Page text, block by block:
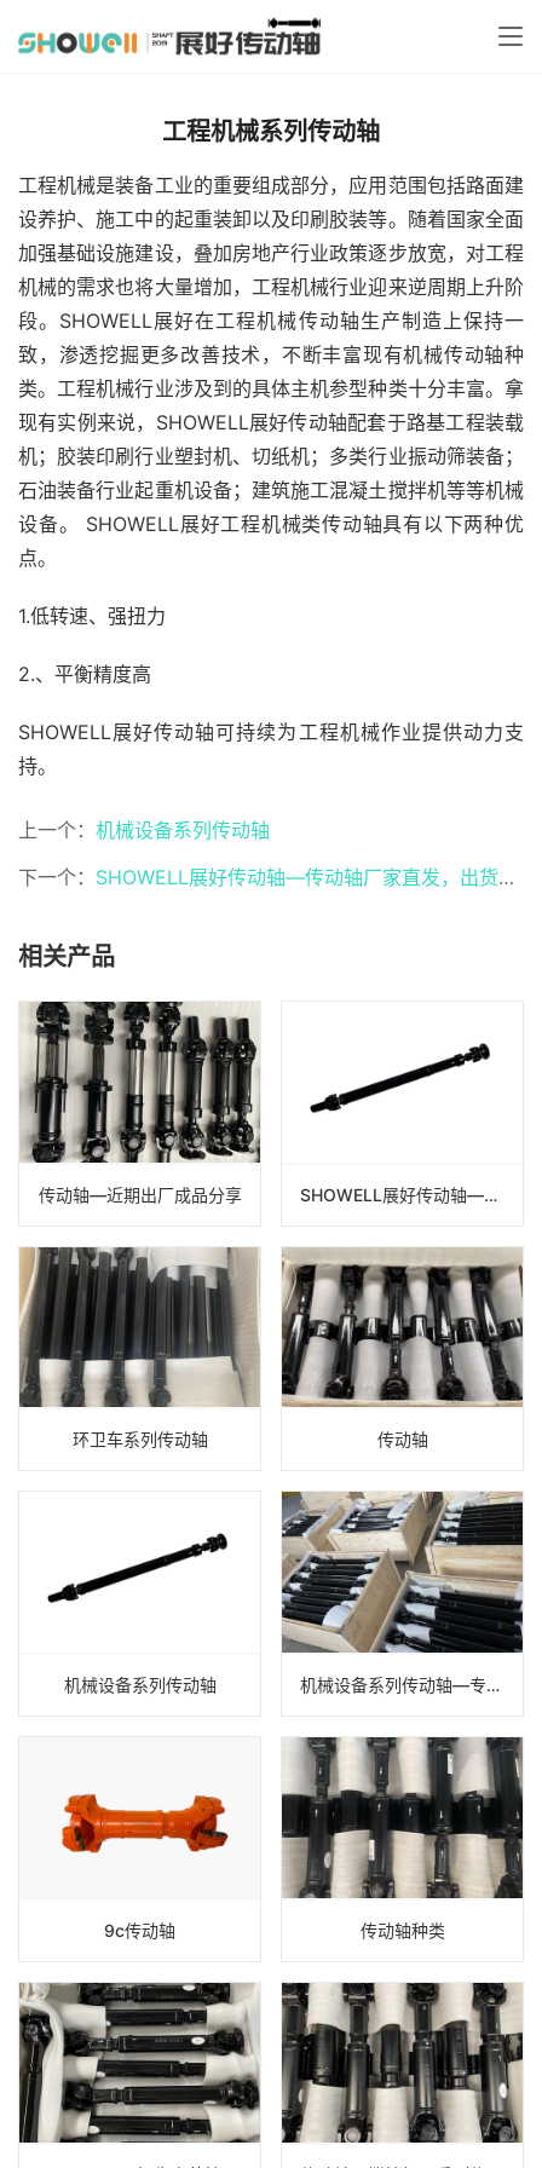
工程机械系列传动轴
工程机械是装备工业的重要组成部分，应用范围包括路面建
设养护、施工中的起重装卸以及印刷胶装等。随着国家全面
加强基础设施建设，叠加房地产行业政策逐步放宽，对工程
机械的需求也将大量增加，工程机械行业迎来逆周期上升阶
段。SHOWELL展好在工程机械传动轴生产制造上保持一
致，渗透挖掘更多改善技术，不断丰富现有机械传动轴种
类。工程机械行业涉及到的具体主机参型种类十分丰富。拿
现有实例来说，SHOWELL展好传动轴配套于路基工程装载
机；胶装印刷行业塑封机、切纸机；多类行业振动筛装备；
石油装备行业起重机设备；建筑施工混凝土搅拌机等等机械
设备。 SHOWELL展好工程机械类传动轴具有以下两种优
点。
1.低转速、强扭力
2.、平衡精度高
SHOWELL展好传动轴可持续为工程机械作业提供动力支
持。
上一个： 机械设备系列传动轴
下一个： SHOWELL展好传动轴—传动轴厂家直发，出货快，价格优惠！
相关产品
传动轴—近期出厂成品分享 SHOWELL展好传动轴—传动轴厂家直发，出货快，价格优惠！
环卫车系列传动轴 传动轴
机械设备系列传动轴 机械设备系列传动轴—专业传动轴开发制造、批量生产
9c传动轴 传动轴种类